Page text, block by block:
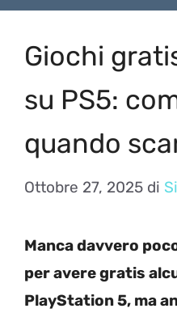
Giochi
su PS5:
quando
Ottobre 27, 2025 di
Manca davvero
per avere gratis
PlayStation 5, ma